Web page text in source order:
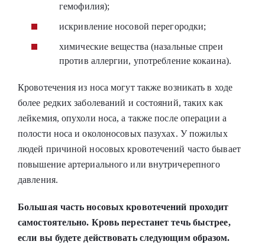
гемофилия);
искривление носовой перегородки;
химические вещества (назальные спреи
против аллергии, употребление кокаина).
Кровотечения из носа могут также возникать в ходе
более редких заболеваний и состояний, таких как
лейкемия, опухоли носа, а также после операции а
полости носа и околоносовых пазухах. У пожилых
людей причиной носовых кровотечений часто бывает
повышение артериального или внутричерепного
давления.
Большая часть носовых кровотечений проходит
самостоятельно. Кровь перестанет течь быстрее,
если вы будете действовать следующим образом.